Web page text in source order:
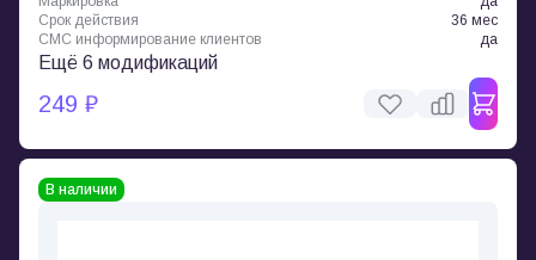
Срок действия
36 мес
СМС информирование клиентов
да
Ещё 6 модификаций
249 ₽
В наличии